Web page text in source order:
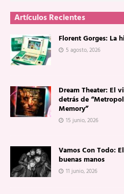
Artículos Recientes
Florent Gorges: La
5 agosto, 2026
Dream Theater: El
detrás de
Memory”
15 junio, 2026
Vamos Con Todo:
buenas manos
11 junio, 2026